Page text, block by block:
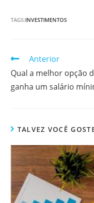
TAGS:INVESTIMENTOS
Continuar
lendo
Anterior
Qual a melhor opção
ganha um salário
TALVEZ VOCÊ